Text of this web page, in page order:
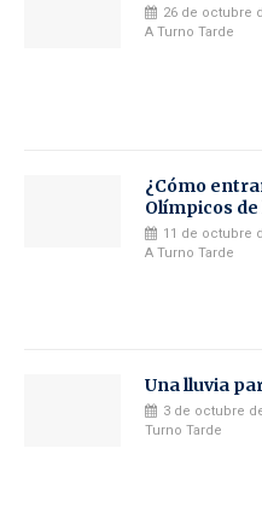
26 de octubre
A Turno Tarde
¿Cómo
Olímpicos de
11 de octubre
A Turno Tarde
Una lluvia
3 de octubre
Turno Tarde